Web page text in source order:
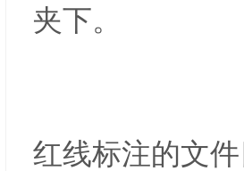
夹下。
红线标注的文